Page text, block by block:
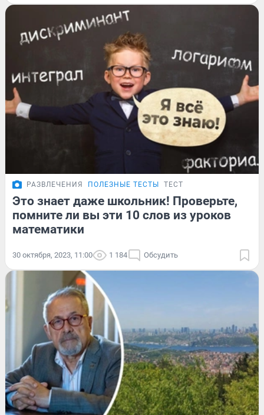
РАЗВЛЕЧЕНИЯ ПОЛЕЗНЫЕ ТЕСТЫ ТЕСТ
Это знает даже школьник! Проверьте,
помните ли вы эти 10 слов из уроков
математики
30 октября, 2023, 11:00 1 184 Обсудить